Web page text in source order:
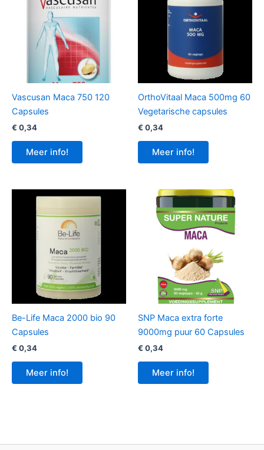
Vascusan Maca 750 120
Capsules
€ 0,34
Meer info!
OrthoVitaal Maca 500mg 60
Vegetarische capsules
€ 0,34
Meer info!
Be-Life Maca 2000 bio 90
Capsules
€ 0,34
Meer info!
SNP Maca extra forte
9000mg puur 60 Capsules
€ 0,34
Meer info!